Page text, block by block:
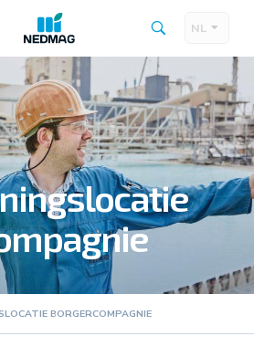
NL
BORGERCOMPAGNIE